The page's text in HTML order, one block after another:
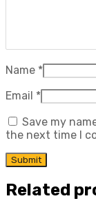
Name *
Email *
Save my
the next time I
Related